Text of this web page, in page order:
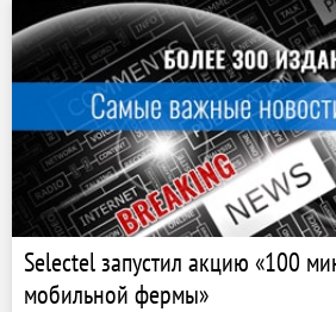
Selectel запустил акцию «100
мобильной фермы»